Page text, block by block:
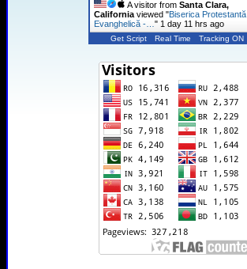
A visitor from Santa Clara,
Californiaviewed "Biserica Protestantă
Evanghelică -… " 1 day 11 hrs ago
Get Script Real Time Tracking ON